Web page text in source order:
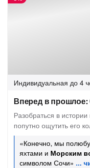
Индивидуальная до 4
Вперед в прошлое:
Разобраться в
попутно ощутить его
«Конечно, мы
яхтами и Морским
символом Сочи»